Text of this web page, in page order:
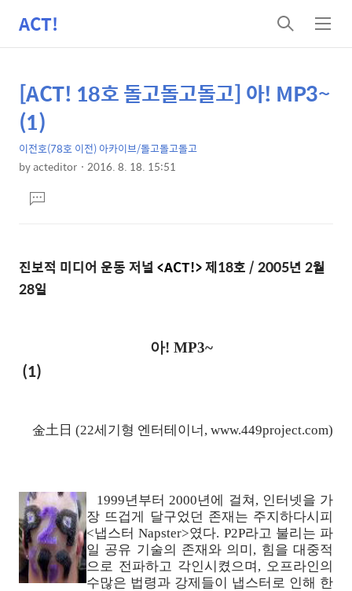
ACT!
검
색
메
뉴
상
세
컨
텐
본
문
제
목
[ACT! 18호 돌고돌고돌고] 아! MP3~
(1)
이전호(78호 이전) 아카이브/돌고돌고돌고
byacteditor 2016. 8. 18. 15:51
문댓
글
진보적 미디어 운동 저널<ACT!>제18호 / 2005년 2월
28일
아! MP3~
(1)
金土日 (22세기형 엔터테이너, www.449project.com)
1999년부터 2000년에 걸쳐, 인터넷을 가
장 뜨겁게 달구었던 존재는 주지하다시피
<냅스터 Napster>였다. P2P라고 불리는 파
일 공유 기술의 존재와 의미, 힘을 대중적
으로 전파하고 각인시켰으며, 오프라인의
수많은 법령과 강제들이 냅스터로 인해 한